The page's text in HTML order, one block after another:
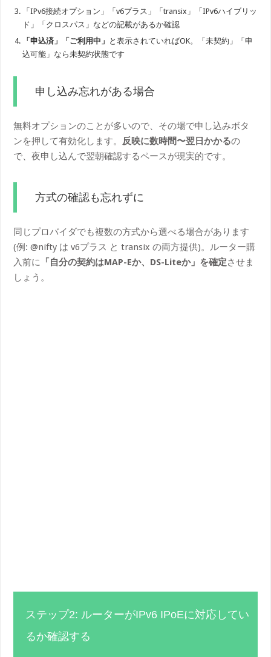
「IPv6接続オプション」「v6プラス」「transix」「IPv6ハイブリッ
ド」「クロスパス」などの記載があるか確認
「申込済」「ご利用中」 と表示されていればOK。「未契約」「申
込可能」なら未契約状態です
申し込み忘れがある場合
無料オプションのことが多いので、その場で申し込みボタ
ンを押して有効化します。 反映に数時間〜翌日かかるの
で、夜申し込んで翌朝確認するペースが現実的です。
方式の確認も忘れずに
同じプロバイダでも複数の方式から選べる場合があります
(例: @nifty は v6プラス と transix の両方提供)。ルーター購
入前に 「自分の契約はMAP-Eか、DS-Liteか」を確定させま
しょう。
ステップ2: ルーターがIPv6 IPoEに対応してい
るか確認する